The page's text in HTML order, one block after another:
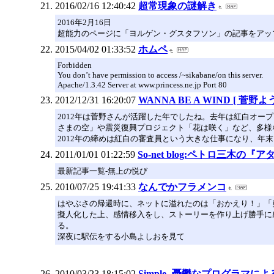
2016/02/16 12:40:42 超常現象の謎解き
2016年2月16日
超能力のページに「ヨルゲン・グスタフソン」の記事をア
2015/04/02 01:33:52 ホムペ
Forbidden
You don’t have permission to access /~sikabane/on this server.
Apache/1.3.42 Server at www.princess.ne.jp Port 80
2012/12/31 16:20:07 WANNA BE A WIND [ 菅野よ
2012年は菅野さんが活躍した年でしたね。去年は紅白オー
さまの空」や震災復興プロジェクト「花は咲く」など、多
2012年の締めは紅白の審査員という大きな仕事になり、年
2011/01/01 01:22:59 So-net blog:ペトロ三木の『ア
最新記事一覧-無上の悦び
2010/07/25 19:41:33 なんでかフラメンコ
はやぶさの帰還時に、ネットに溢れたのは「おかえり！」
擬人化した上、感情移入をし、ストーリーを作り上げ勝手
る。
深夜に駅伝をする小島よしおを見て